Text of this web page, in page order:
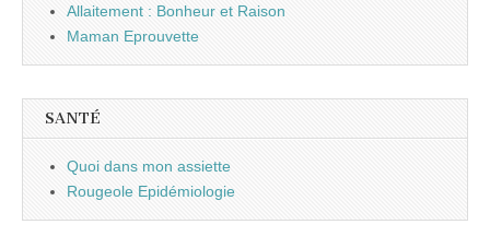
Allaitement : Bonheur et Raison
Maman Eprouvette
SANTÉ
Quoi dans mon assiette
Rougeole Epidémiologie